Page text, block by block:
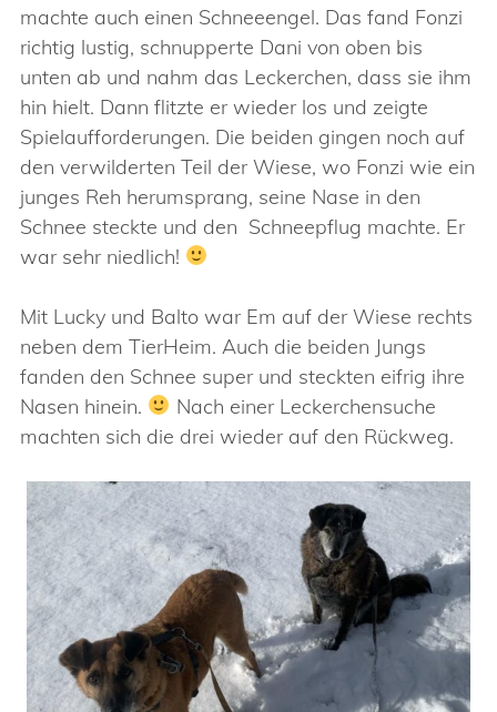
machte auch einen Schneeengel. Das fand Fonzi
richtig lustig, schnupperte Dani von oben bis
unten ab und nahm das Leckerchen, dass sie ihm
hin hielt. Dann flitzte er wieder los und zeigte
Spielaufforderungen. Die beiden gingen noch auf
den verwilderten Teil der Wiese, wo Fonzi wie ein
junges Reh herumsprang, seine Nase in den
Schnee steckte und den Schneepflug machte. Er
war sehr niedlich!
Mit Lucky und Balto war Em auf der Wiese rechts
neben dem TierHeim. Auch die beiden Jungs
fanden den Schnee super und steckten eifrig ihre
Nasen hinein.
Nach einer Leckerchensuche
machten sich die drei wieder auf den Rückweg.